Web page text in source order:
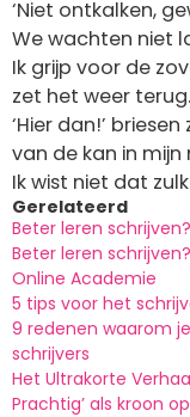
‘Niet ontkalken,
We wachten niet
Ik grijp voor de
zet het weer terug.
‘Hier dan!’
van de kan in mijn
Ik wist niet dat
Gerelateerd
Beter leren
Beter leren
Online Academie
5 tips voor het
9 redenen waarom
schrijvers
Het Ultrakorte
Prachtig’ als kroon